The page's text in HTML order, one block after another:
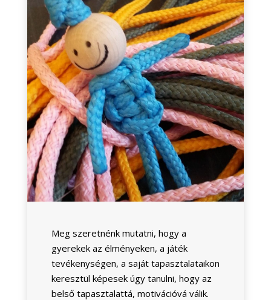
Meg szeretnénk mutatni, hogy a
gyerekek az élményeken, a játék
tevékenységen, a saját tapasztalataikon
keresztül képesek úgy tanulni, hogy az
belső tapasztalattá, motivációvá válik.